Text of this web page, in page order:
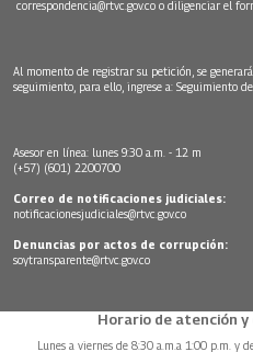
correspondencia@rtvc.gov.co o diligenciar el
Al momento de registrar su petición, se
seguimiento, para ello, ingrese a: Seguimiento de
Asesor en línea: lunes 9:30 a.m. - 12 m
(+57) (601) 2200700
Correo de notificaciones judiciales:
notificacionesjudiciales@rtvc.gov.co
Denuncias por actos de corrupción:
soytransparente@rtvc.gov.co
Horario de atención
Lunes a viernes de 8:30 a.m.a 1:00 p.m. y